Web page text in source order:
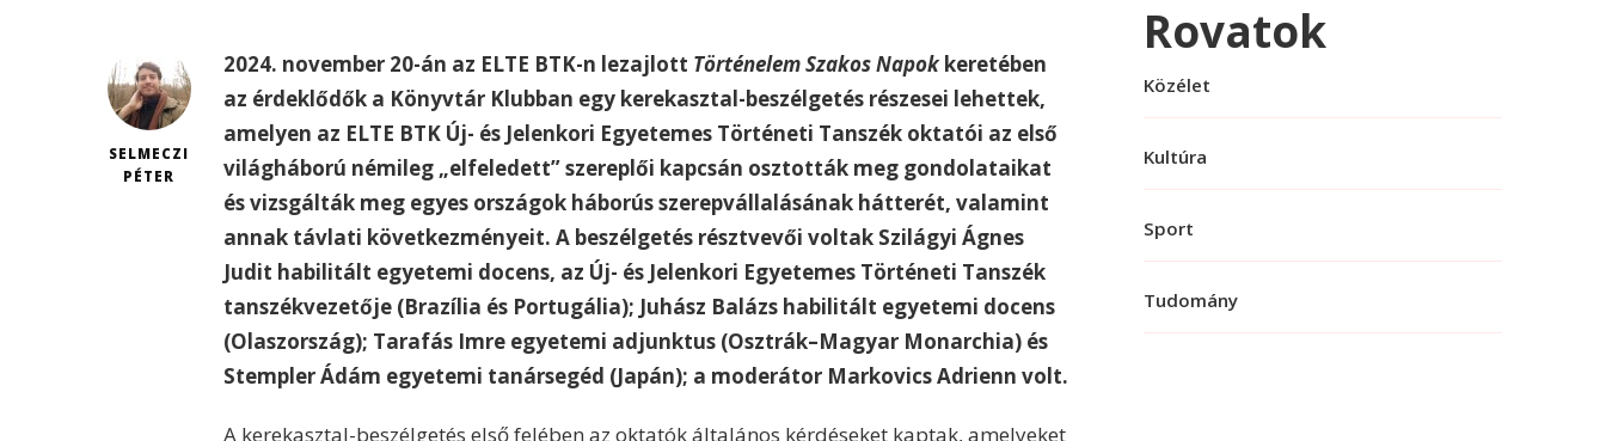
SELMECZI
PÉTER
2024. november 20-án az ELTE BTK-n lezajlott Történelem Szakos Napokkeretében
az érdeklődők a Könyvtár Klubban egy kerekasztal-beszélgetés részesei lehettek,
amelyen az ELTE BTK Új- és Jelenkori Egyetemes Történeti Tanszék oktatói az első
világháború némileg „elfeledett” szereplői kapcsán osztották meg gondolataikat
és vizsgálták meg egyes országok háborús szerepvállalásának hátterét, valamint
annak távlati következményeit. A beszélgetés résztvevői voltak Szilágyi Ágnes
Judit habilitált egyetemi docens, az Új- és Jelenkori Egyetemes Történeti Tanszék
tanszékvezetője (Brazília és Portugália); Juhász Balázs habilitált egyetemi docens
(Olaszország); Tarafás Imre egyetemi adjunktus (Osztrák–Magyar Monarchia) és
Stempler Ádám egyetemi tanársegéd (Japán); a moderátor Markovics Adrienn volt.
A kerekasztal-beszélgetés első felében az oktatók általános kérdéseket kaptak, amelyeket
Rovatok
Közélet
Kultúra
Sport
Tudomány